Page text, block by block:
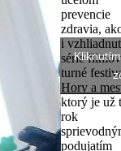
prevencie
zdravia,
i
série
turné
Hory a
ktorý je už
rok
podujatím